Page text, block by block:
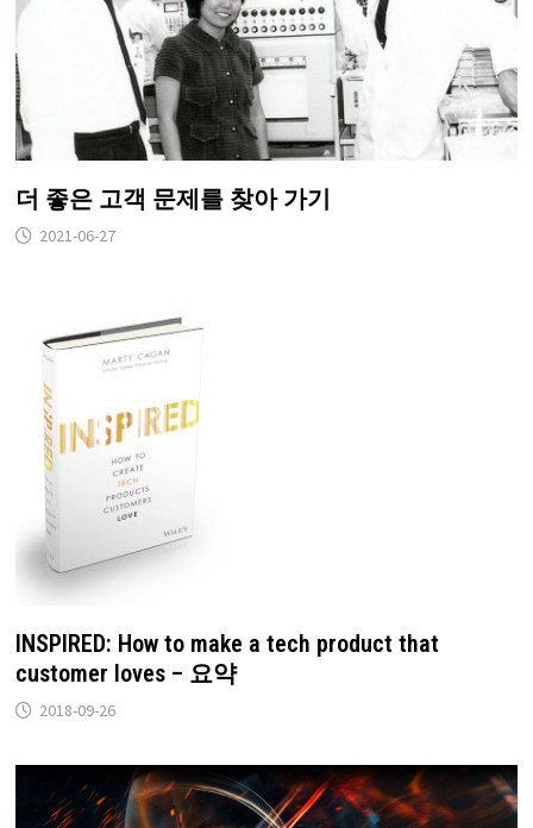
더 좋은 고객 문제를 찾아 가기
2021-06-27
INSPIRED: How to make a tech product that
customer loves – 요약
2018-09-26